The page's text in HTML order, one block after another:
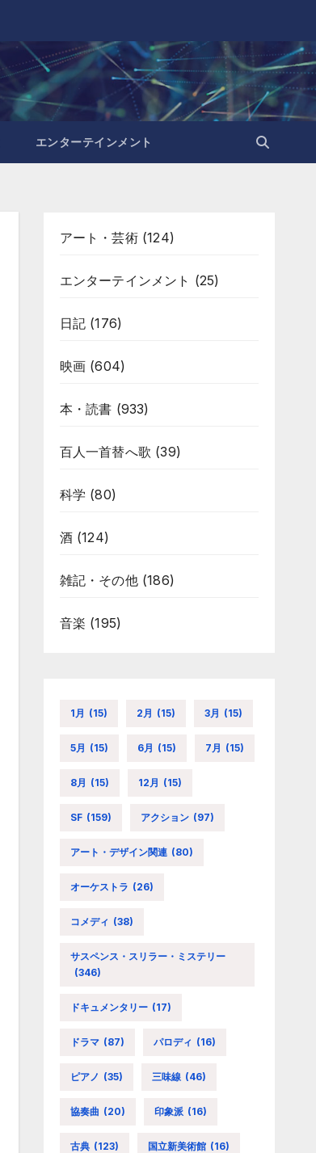
エンターテインメント
アート・芸術(124)
エンターテインメント (25)
日記(176)
映画(604)
本・読書 (933)
百人一首替へ歌 (39)
科学 (80)
酒(124)
雑記・その他(186)
音楽 (195)
1月 (15) 2月 (15) 3月 (15)
5月 (15) 6月 (15) 7月 (15)
8月 (15) 12月 (15)
SF (159) アクション (97)
アート・デザイン関連 (80)
オーケストラ (26)
コメディ (38)
サスペンス・スリラー・ミステリー
(346)
ドキュメンタリー (17)
ドラマ (87) パロディ (16)
ピアノ (35) 三味線 (46)
協奏曲 (20) 印象派 (16)
古典 (123) 国立新美術館 (16)